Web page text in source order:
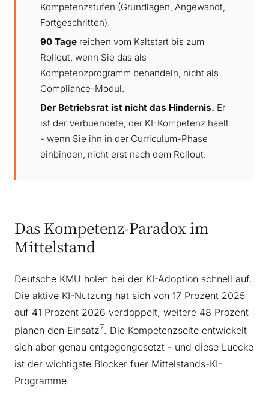
Kompetenzstufen (Grundlagen, Angewandt,
Fortgeschritten).
90 Tage reichen vom Kaltstart bis zum
Rollout, wenn Sie das als
Kompetenzprogramm behandeln, nicht als
Compliance-Modul.
Der Betriebsrat ist nicht das Hindernis. Er
ist der Verbuendete, der KI-Kompetenz haelt
- wenn Sie ihn in der Curriculum-Phase
einbinden, nicht erst nach dem Rollout.
Das Kompetenz-Paradox im
Mittelstand
Deutsche KMU holen bei der KI-Adoption schnell auf.
Die aktive KI-Nutzung hat sich von 17 Prozent 2025
auf 41 Prozent 2026 verdoppelt, weitere 48 Prozent
planen den Einsatz7. Die Kompetenzseite entwickelt
sich aber genau entgegengesetzt - und diese Luecke
ist der wichtigste Blocker fuer Mittelstands-KI-
Programme.